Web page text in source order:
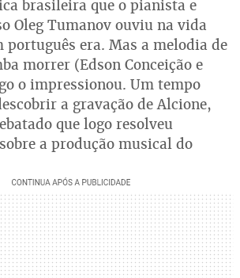
brasileira que o pianista e
Oleg Tumanov ouviu na vida
português era. Mas a melodia de
morrer (Edson Conceição e
o impressionou. Um tempo
a gravação de Alcione,
que logo resolveu
a produção musical do